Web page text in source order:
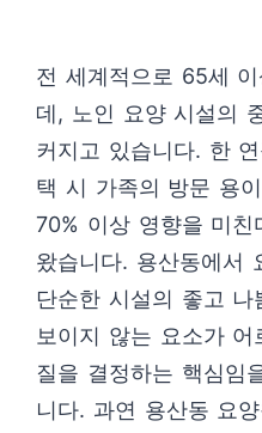
전 세계적으로 65세
데, 노인 요양 시설의
커지고 있습니다. 한
택 시 가족의 방문 용
70% 이상 영향을 미
왔습니다. 용산동에서
단순한 시설의 좋고 나
보이지 않는 요소가
질을 결정하는 핵심임
니다. 과연 용산동 요